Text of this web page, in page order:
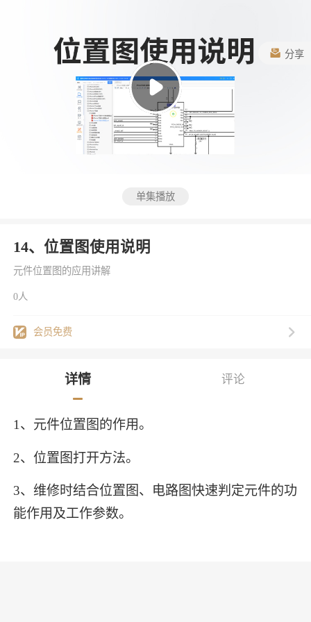
分享
单集播放
14、位置图使用说明
元件位置图的应用讲解
0人
会员免费
详情 评论
1、元件位置图的作用。
2、位置图打开方法。
3、维修时结合位置图、电路图快速判定元件的功
能作用及工作参数。